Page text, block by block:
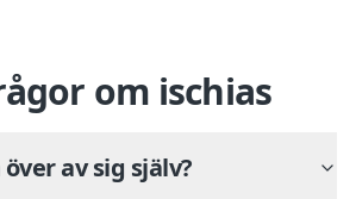
om ischias
av sig själv?